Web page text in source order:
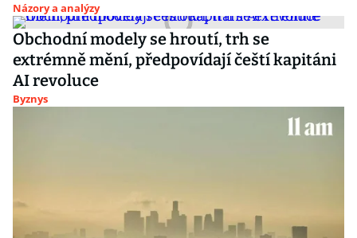
Názory a analýzy
Obchodní modely se hroutí, trh se
extrémně mění, předpovídají čeští kapitáni
AI revoluce
Byznys